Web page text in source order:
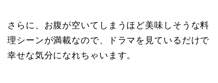
さらに、お腹が空いてしまうほど美味しそうな料
理シーンが満載なので、ドラマを見ているだけで
幸せな気分になれちゃいます。